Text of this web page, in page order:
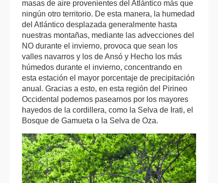
masas de aire provenientes del Atlántico más que
ningún otro territorio. De esta manera, la humedad
del Atlántico desplazada generalmente hasta
nuestras montañas, mediante las advecciones del
NO durante el invierno, provoca que sean los
valles navarros y los de Ansó y Hecho los más
húmedos durante el invierno, concentrando en
esta estación el mayor porcentaje de precipitación
anual. Gracias a esto, en esta región del Pirineo
Occidental podemos pasearnos por los mayores
hayedos de la cordillera, como la Selva de Irati, el
Bosque de Gamueta o la Selva de Oza.